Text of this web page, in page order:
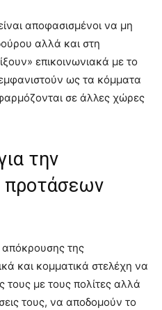
αποφασισμένοι να μη
αλλά και στη
επικοινωνιακά με το
ως τα κόμματα
σε άλλες χώρες
την
απόκρουσης της
και κομματικά στελέχη να
με τους πολίτες αλλά
τους, να αποδομούν το